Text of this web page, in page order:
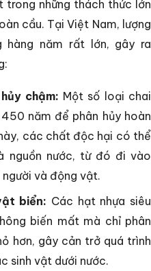
trong những thách thức lớn
cầu. Tại Việt Nam, lượng
hàng năm rất lớn, gây ra
chậm: Một số loại chai
năm để phân hủy hoàn
các chất độc hại có thể
nguồn nước, từ đó đi vào
và động vật.
biển: Các hạt nhựa siêu
biến mất mà chỉ phân
hơn, gây cản trở quá trình
sinh vật dưới nước.